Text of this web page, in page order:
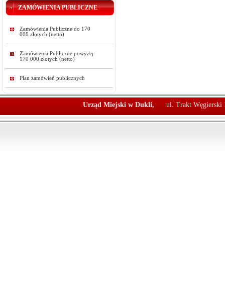
ZAMÓWIENIA PUBLICZNE
Zamówienia Publiczne do 170
000 złotych (netto)
Zamówienia Publiczne powyżej
170 000 złotych (netto)
Plan zamówień publicznych
Urząd Miejski w Dukli, ul. Trakt Węgierski